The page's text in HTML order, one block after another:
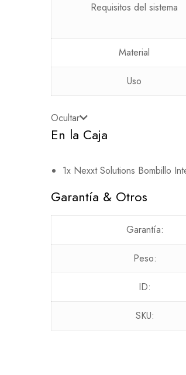
Requisitos del sistema
Material
Uso
Ocultar
En la Caja
1x Nexxt Solutions Bombillo
Garantía & Otros
Garantía:
Peso:
ID:
SKU: